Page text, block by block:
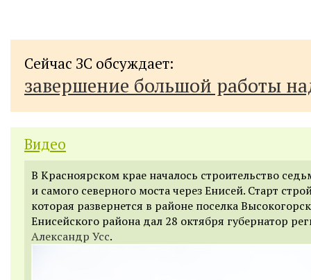
Сейчас ЗС обсуждает:
завершение большой работы
Видео
В Красноярском крае началось строительство
и самого северного моста через Енисей. Старт
которая развернется в районе поселка
Енисейского района дал 28 октября губернатор
Александр Усс.